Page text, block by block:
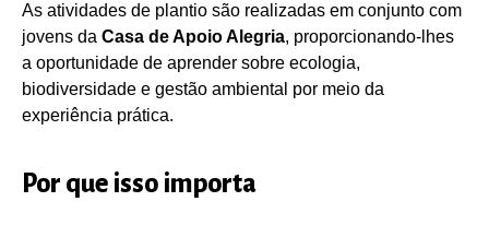
As atividades de plantio são realizadas em conjunto com
jovens da Casa de Apoio Alegria, proporcionando-lhes
a oportunidade de aprender sobre ecologia,
biodiversidade e gestão ambiental por meio da
experiência prática.
Por que isso importa